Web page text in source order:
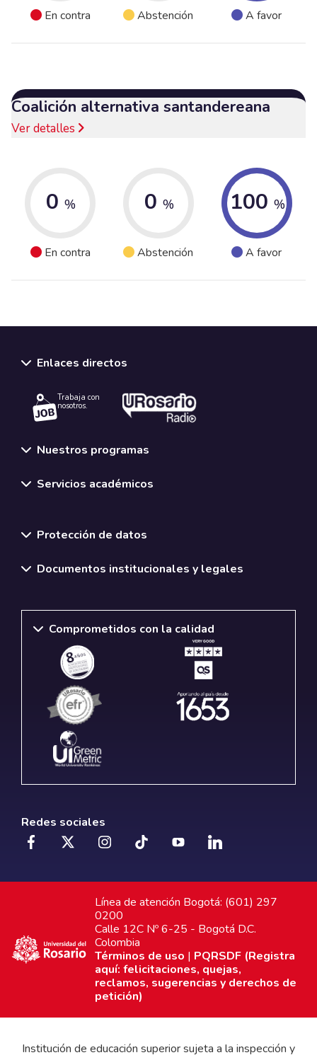
En contra Abstención A favor
Coalición alternativa santandereana
Ver detalles
0 %
En contra
0 %
Abstención
100 %
A favor
Enlaces directos
Trabaja con
nosotros.
Nuestros programas
Servicios académicos
Protección de datos
Documentos institucionales y legales
Comprometidos con la calidad
Redes sociales
Línea de atención Bogotá: (601) 297
0200
Calle 12C Nº 6-25 - Bogotá D.C.
Colombia
Términos de uso | PQRSDF (Registra
aquí: felicitaciones, quejas,
reclamos, sugerencias y derechos de
petición)
Institución de educación superior sujeta a la inspección y